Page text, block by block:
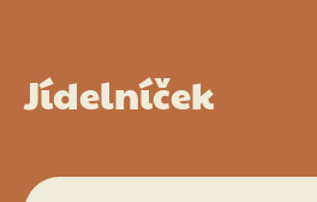
Jídelníček